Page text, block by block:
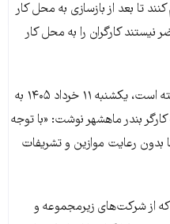
تا بعد از بازسازی به محل کار
نیستند کارگران را به محل کار
خبرگزاری کار ایران که به خانه کارگر وابسته است، یکشنبه ۱۱ خرداد ۱۴۰۵ به
کارگر بندر ماهشهر نوشت: «با توجه
رعایت موازین و تشریفات
از شرکت‌های زیرمجموعه و